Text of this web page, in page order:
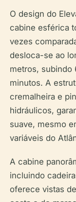
O design do
cabine esférica
vezes
desloca-se ao
metros, subindo
minutos. A
cremalheira e
hidráulicos,
suave, mesmo
variáveis do
A cabine
incluindo
oferece vistas